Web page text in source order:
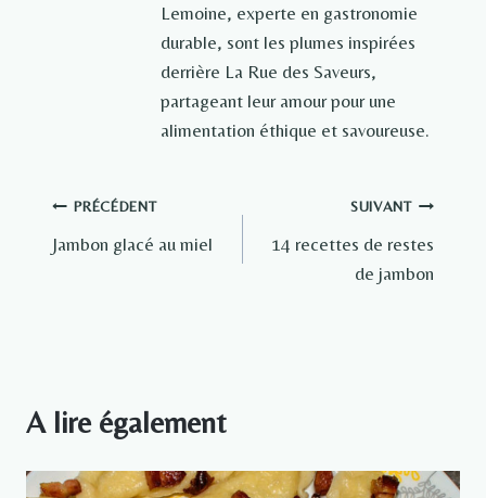
Lemoine, experte en gastronomie
durable, sont les plumes inspirées
derrière La Rue des Saveurs,
partageant leur amour pour une
alimentation éthique et savoureuse.
Navigation
de
PRÉCÉDENT
Jambon glacé au miel
SUIVANT
14 recettes de restes
de jambon
A lire également